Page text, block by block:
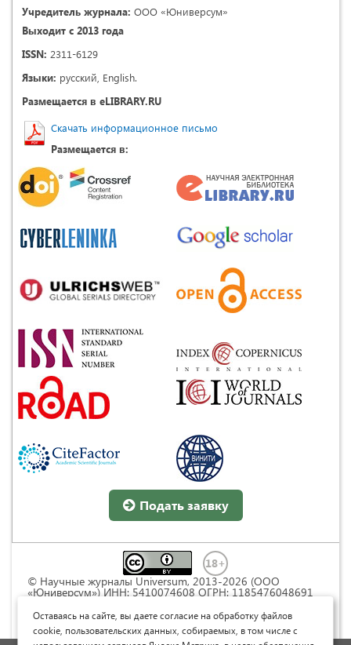
Учредитель журнала: ООО «Юниверсум»
Выходит с 2013 года
ISSN: 2311-6129
Языки: русский, English.
Размещается в eLIBRARY.RU
Скачать информационное письмо
Размещается в:
Подать заявку
© Научные журналы Universum, 2013-2026 (ООО
«Юниверсум») ИНН: 5410074608 ОГРН: 1185476048691
Commons « Attribution» («Атрибуция») 4.0
Непортированная
Оставаясь на сайте, вы даете согласие на обработку файлов
cookie, пользовательских данных, собираемых, в том числе с